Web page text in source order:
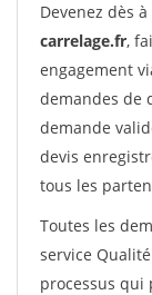
Devenez dès
carrelage.fr,
engagement
demandes de
demande
devis
tous les
Toutes les
service
processus qui